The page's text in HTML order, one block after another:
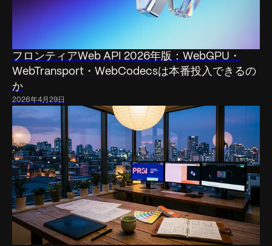
フロンティアWeb API 2026年版：WebGPU・
WebTransport・WebCodecsは本番投入できるの
か
2026年4月29日